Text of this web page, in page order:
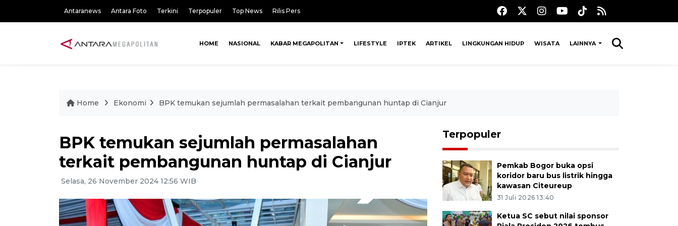
Antaranews Antara Foto Terkini Terpopuler Top News Rilis Pers
HOME NASIONAL KABAR MEGAPOLITAN LIFESTYLE IPTEK ARTIKEL LINGKUNGAN HIDUP WISATA LAINNYA
Home Ekonomi BPK temukan sejumlah permasalahan terkait pembangunan huntap di Cianjur
BPK temukan sejumlah permasalahan
terkait pembangunan huntap di Cianjur
Selasa, 26 November 2024 12:56 WIB
Terpopuler
Pemkab Bogor buka opsi
koridor baru bus listrik hingga
kawasan Citeureup
31 Juli 2026 13:40
Ketua SC sebut nilai sponsor